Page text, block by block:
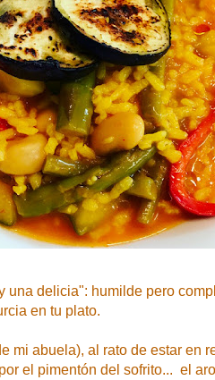
una delicia": humilde pero
en tu plato.
mi abuela), al rato de estar en
el pimentón del sofrito... el